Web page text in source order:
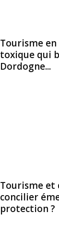
Tourisme
toxique qui
Dordogne...
Tourisme et
concilier
protection ?